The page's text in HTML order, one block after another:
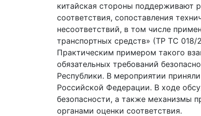
китайская стороны поддерживают
соответствия, сопоставления
несоответствий, в том числе
транспортных средств» (ТР ТС 018/
Практическим примером такого
обязательных требований
Республики. В мероприятии
Российской Федерации. В ходе
безопасности, а также механизмы
органами оценки соответствия.